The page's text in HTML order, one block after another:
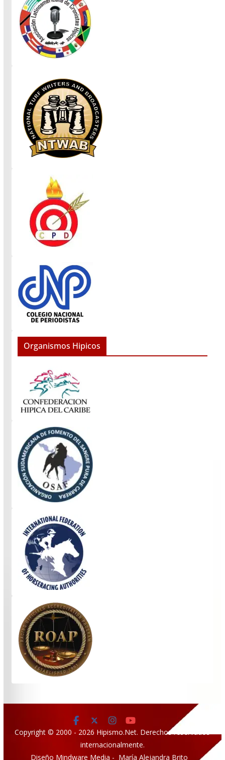
Organismos Hipicos
Copyright © 2000 - 2026 Hipismo.Net. Derechos reservados
internacionalmente.
Diseño Mindware Media - María Alejandra Brito